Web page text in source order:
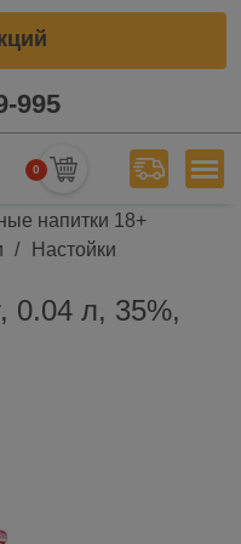
995
0 Меню
напитки 18+
Настойки
0.04 л, 35%,